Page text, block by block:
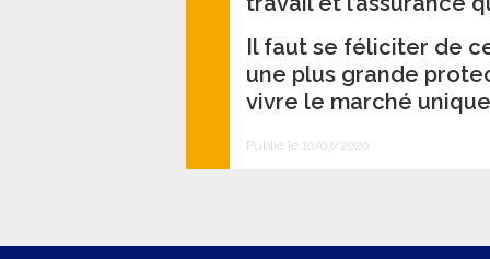
Il faut se féliciter de
une plus grande
vivre le marché
Publié le 10/07/2020